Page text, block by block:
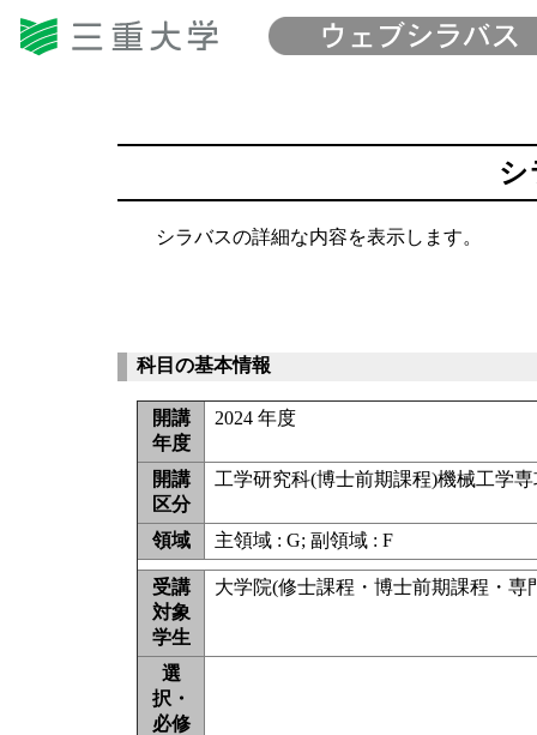
シ
シラバスの詳細な内容を表示します。
科目の基本情報
開講
年度
2024 年度
開講
区分
工学研究科(博士前期課程)機械工学専
領域 主領域 : G; 副領域 : F
受講
対象
学生
大学院(修士課程・博士前期課程・専
選
択・
必修